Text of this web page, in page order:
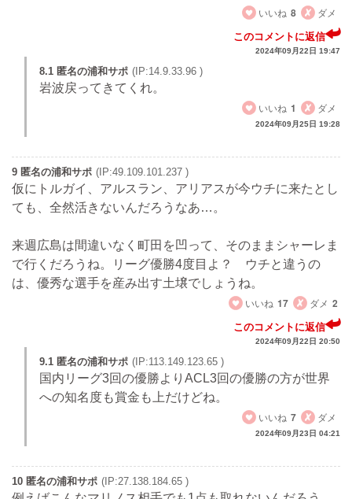
いいね 8 ダメ
このコメントに返信
2024年09月22日 19:47
8.1 匿名の浦和サポ (IP:14.9.33.96 )
岩波戻ってきてくれ。
いいね 1 ダメ
2024年09月25日 19:28
9 匿名の浦和サポ (IP:49.109.101.237 )
仮にトルガイ、アルスラン、アリアスが今ウチに来たとし
ても、全然活きないんだろうなあ…。
来週広島は間違いなく町田を凹って、そのままシャーレま
で行くだろうね。リーグ優勝4度目よ？ ウチと違うの
は、優秀な選手を産み出す土壌でしょうね。
いいね 17 ダメ 2
このコメントに返信
2024年09月22日 20:50
9.1 匿名の浦和サポ (IP:113.149.123.65 )
国内リーグ3回の優勝よりACL3回の優勝の方が世界
への知名度も賞金も上だけどね。
いいね 7 ダメ
2024年09月23日 04:21
10 匿名の浦和サポ (IP:27.138.184.65 )